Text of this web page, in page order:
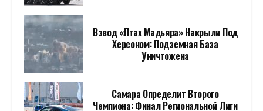
Взвод «Птах Мадьяра» Накрыли Под
Херсоном: Подземная База
Уничтожена
Самара Определит Второго
Чемпиона: Финал Региональной Лиги